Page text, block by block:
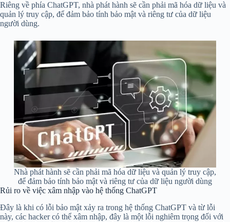
Riêng về phía ChatGPT, nhà phát hành sẽ cần phải mã hóa dữ liệu và
quản lý truy cập, để đảm bảo tính bảo mật và riêng tư của dữ liệu
người dùng.
Nhà phát hành sẽ cần phải mã hóa dữ liệu và quản lý truy cập,
để đảm bảo tính bảo mật và riêng tư của dữ liệu người dùng
Rủi ro về việc xâm nhập vào hệ thống ChatGPT
Đây là khi có lỗi bảo mật xảy ra trong hệ thống ChatGPT và từ lỗi
này, các hacker có thể xâm nhập, đây là một lỗi nghiêm trọng đối với